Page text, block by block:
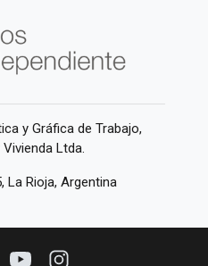
y Gráfica de Trabajo,
Ltda.
La Rioja, Argentina